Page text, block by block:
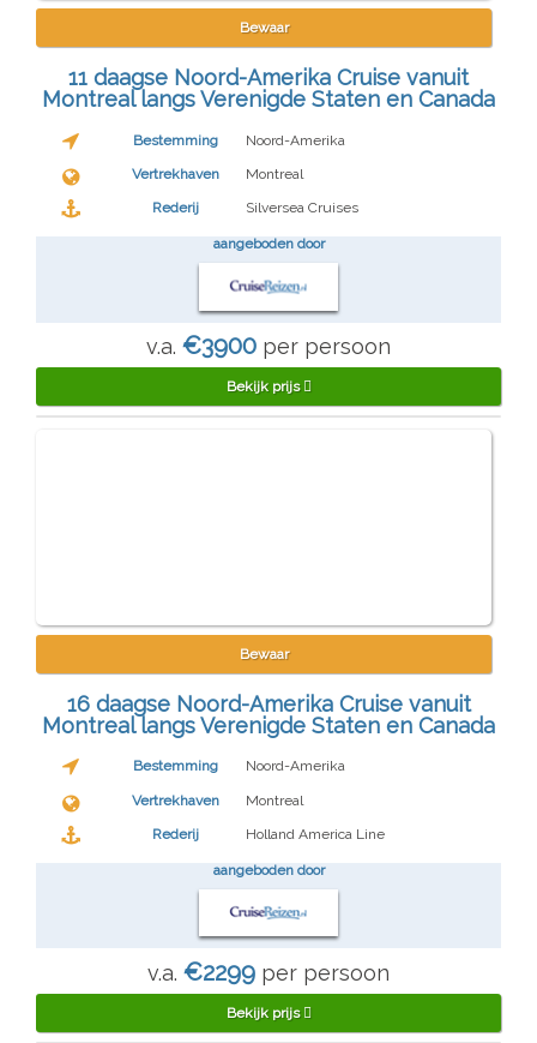
Bewaar
11 daagse Noord-Amerika Cruise vanuit
Montreal langs Verenigde Staten en Canada
Bestemming Noord-Amerika
Vertrekhaven Montreal
Rederij Silversea Cruises
aangeboden door
v.a. €3900 per persoon
Bekijk prijs
Bewaar
16 daagse Noord-Amerika Cruise vanuit
Montreal langs Verenigde Staten en Canada
Bestemming Noord-Amerika
Vertrekhaven Montreal
Rederij Holland America Line
aangeboden door
v.a. €2299 per persoon
Bekijk prijs